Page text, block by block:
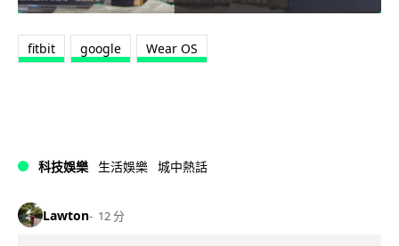
fitbit google Wear OS
科技娛樂 生活娛樂 城中熱話
Lawton 12 分